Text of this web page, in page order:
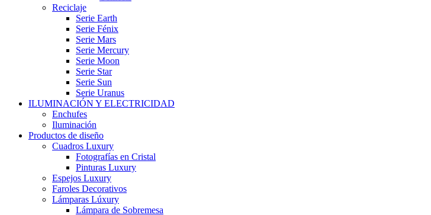
Reciclaje
Serie Earth
Serie Fénix
Serie Mars
Serie Mercury
Serie Moon
Serie Star
Serie Sun
Serie Uranus
ILUMINACIÓN Y ELECTRICIDAD
Enchufes
Iluminación
Productos de diseño
Cuadros Luxury
Fotografías en Cristal
Pinturas Luxury
Espejos Luxury
Faroles Decorativos
Lámparas Lúxury
Lámpara de Sobremesa